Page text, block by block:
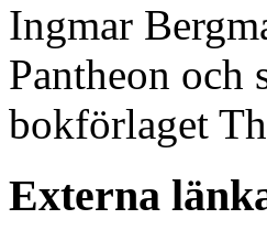
Ingmar
Pantheon och
bokförlaget
Externa